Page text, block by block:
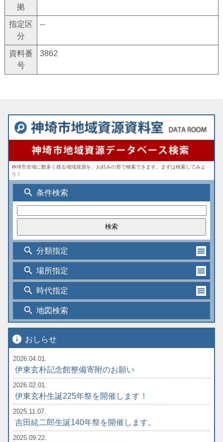
拠
指定区
分
--
資料番
号
3862
神埼市全域に数多く残る地域資源を、お好みの形で検索できます。まずは検索してみよ
う！
search 条件検索
search 分類指定
search 場所指定
search 時代指定
search 地図検索
info おしらせ
2026.04.01.
伊東玄朴記念館整備寄附のお願い
2026.02.01.
伊東玄朴生誕225年祭を開催します！
2025.11.07.
吉田絃二郎生誕140年祭を開催します。
2025.09.22.